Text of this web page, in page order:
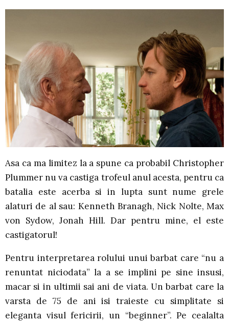
Asa ca ma limitez la a spune ca probabil Christopher
Plummer nu va castiga trofeul anul acesta, pentru ca
batalia este acerba si in lupta sunt nume grele
alaturi de al sau: Kenneth Branagh, Nick Nolte, Max
von Sydow, Jonah Hill. Dar pentru mine, el este
castigatorul!
Pentru interpretarea rolului unui barbat care “nu a
renuntat niciodata” la a se implini pe sine insusi,
macar si in ultimii sai ani de viata. Un barbat care la
varsta de 75 de ani isi traieste cu simplitate si
eleganta visul fericirii, un “beginner”. Pe cealalta